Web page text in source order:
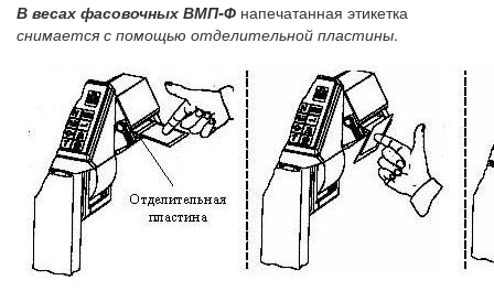
В весах фасовочных ВМП-Ф напечатанная этикетка
снимается с помощью отделительной пластины.